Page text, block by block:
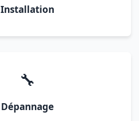
Installation
🔧
Dépannage